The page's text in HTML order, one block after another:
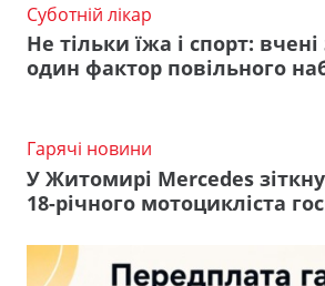
Суботній лікар
Не тільки їжа і спорт:
один фактор повільного
Гарячі новини
У Житомирі Mercedes
18-річного мотоцикліста